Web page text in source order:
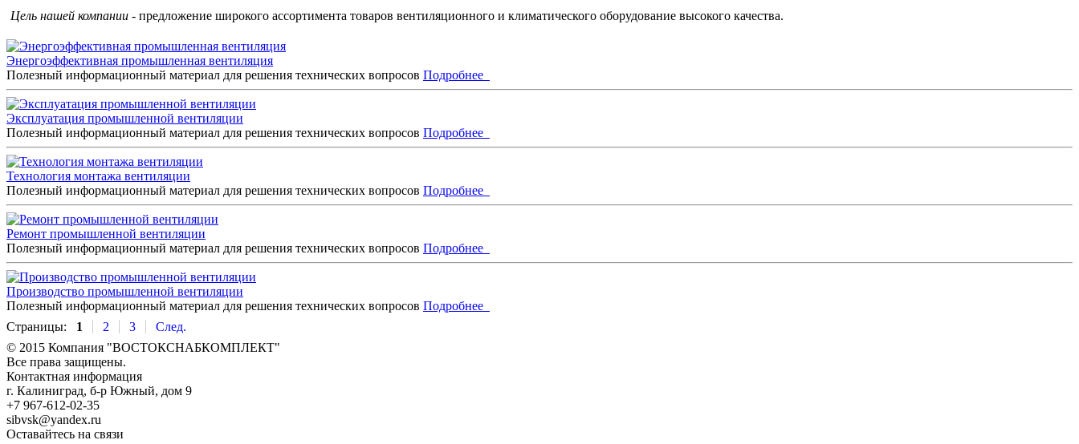
Цель нашей компании - предложение широкого ассортимента товаров вентиляционного и климатического оборудование высокого качества.
Энергоэффективная промышленная вентиляция
Полезный информационный материал для решения технических вопросов Подробнее
Эксплуатация промышленной вентиляции
Полезный информационный материал для решения технических вопросов Подробнее
Технология монтажа вентиляции
Полезный информационный материал для решения технических вопросов Подробнее
Ремонт промышленной вентиляции
Полезный информационный материал для решения технических вопросов Подробнее
Производство промышленной вентиляции
Полезный информационный материал для решения технических вопросов Подробнее
Страницы:
1 2 3
След.
© 2015 Компания "ВОСТОКСНАБКОМПЛЕКТ"
Все права защищены.
Контактная информация
г. Калиниград, б-р Южный, дом 9
+7 967-612-02-35
sibvsk@yandex.ru
Оставайтесь на связи